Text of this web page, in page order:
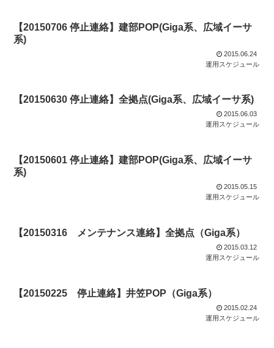
【20150706 停止連絡】建部POP(Giga系、広域イーサ
系)
2015.06.24
運用スケジュール
【20150630 停止連絡】全拠点(Giga系、広域イーサ系)
2015.06.03
運用スケジュール
【20150601 停止連絡】建部POP(Giga系、広域イーサ
系)
2015.05.15
運用スケジュール
【20150316 メンテナンス連絡】全拠点（Giga系）
2015.03.12
運用スケジュール
【20150225 停止連絡】井笠POP（Giga系）
2015.02.24
運用スケジュール